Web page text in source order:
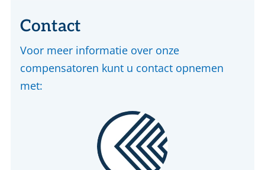
Contact
Voor meer informatie over onze
compensatoren kunt u contact opnemen
met: